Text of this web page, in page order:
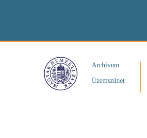
Archívum
Üzemszünet